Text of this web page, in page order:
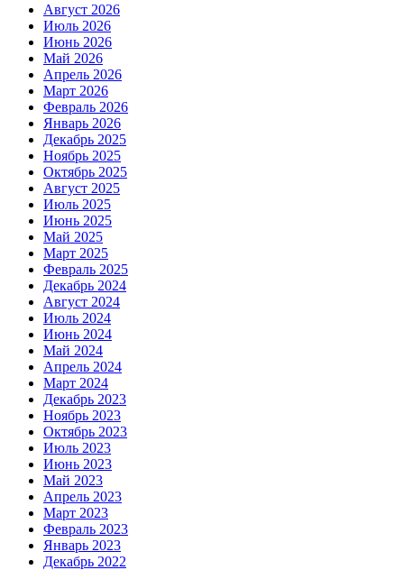
Август 2026
Июль 2026
Июнь 2026
Май 2026
Апрель 2026
Март 2026
Февраль 2026
Январь 2026
Декабрь 2025
Ноябрь 2025
Октябрь 2025
Август 2025
Июль 2025
Июнь 2025
Май 2025
Март 2025
Февраль 2025
Декабрь 2024
Август 2024
Июль 2024
Июнь 2024
Май 2024
Апрель 2024
Март 2024
Декабрь 2023
Ноябрь 2023
Октябрь 2023
Июль 2023
Июнь 2023
Май 2023
Апрель 2023
Март 2023
Февраль 2023
Январь 2023
Декабрь 2022